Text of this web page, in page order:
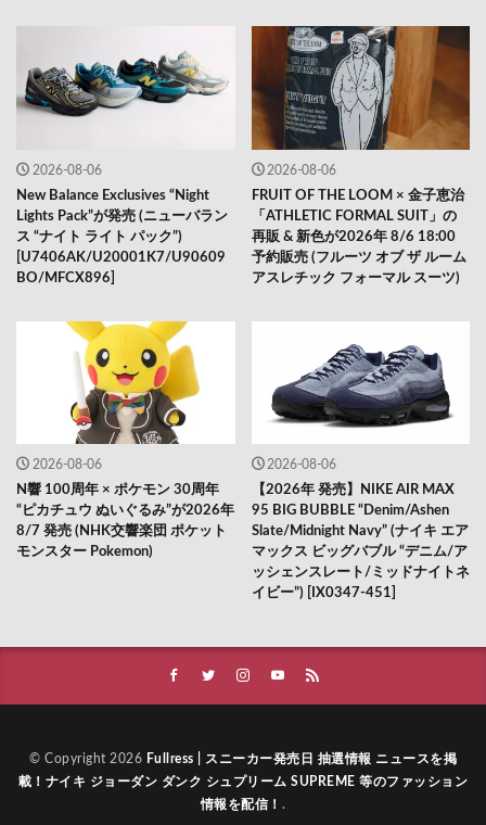
2026-08-06
New Balance Exclusives “Night
Lights Pack”が発売 (ニューバラン
ス “ナイト ライト パック”)
[U7406AK/U20001K7/U90609
BO/MFCX896]
2026-08-06
FRUIT OF THE LOOM × 金子恵治
「ATHLETIC FORMAL SUIT」の
再販 & 新色が2026年 8/6 18:00
予約販売 (フルーツ オブ ザ ルーム
アスレチック フォーマル スーツ)
2026-08-06
N響 100周年 × ポケモン 30周年
“ピカチュウ ぬいぐるみ”が2026年
8/7 発売 (NHK交響楽団 ポケット
モンスター Pokemon)
2026-08-06
【2026年 発売】NIKE AIR MAX
95 BIG BUBBLE “Denim/Ashen
Slate/Midnight Navy” (ナイキ エア
マックス ビッグバブル “デニム/ア
ッシェンスレート/ミッドナイトネ
イビー”) [IX0347-451]
© Copyright 2026 Fullress | スニーカー発売日 抽選情報 ニュースを掲
載！ナイキ ジョーダン ダンク シュプリーム SUPREME 等のファッション
情報を配信！ .